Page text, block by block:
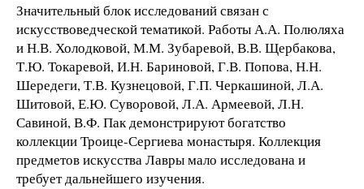
Значительный блок исследований связан с
искусствоведческой тематикой. Работы А.А. Полюляха
и Н.В. Холодковой, М.М. Зубаревой, В.В. Щербакова,
Т.Ю. Токаревой, И.Н. Бариновой, Г.В. Попова, Н.Н.
Шередеги, Т.В. Кузнецовой, Г.П. Черкашиной, Л.А.
Шитовой, Е.Ю. Суворовой, Л.А. Армеевой, Л.Н.
Савиной, В.Ф. Пак демонстрируют богатство
коллекции Троице-Сергиева монастыря. Коллекция
предметов искусства Лавры мало исследована и
требует дальнейшего изучения.